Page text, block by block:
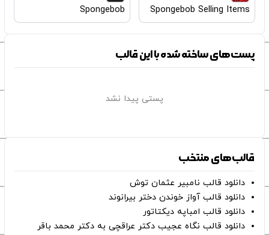
Spongebob Selling Items
Spongebob
پست‌های ساخته شده با این قالب
پستی پیدا نشد
قالب‌های منتخب
دانلود قالب نامبیر عثمان ‌توش
دانلود قالب آواز خوندن دختر بیرانوند
دانلود قالب امباپه دیکتاتور
دانلود قالب نگاه عجیب دکتر عراقچی به دکتر محمد باقر